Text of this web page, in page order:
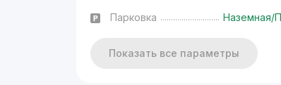
Парковка Наземная/
Показать все параметры